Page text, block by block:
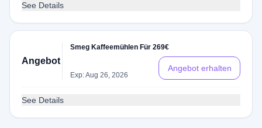
See Details
Angebot
Smeg Kaffeemühlen Für 269€
Exp: Aug 26, 2026
Angebot erhalten
See Details